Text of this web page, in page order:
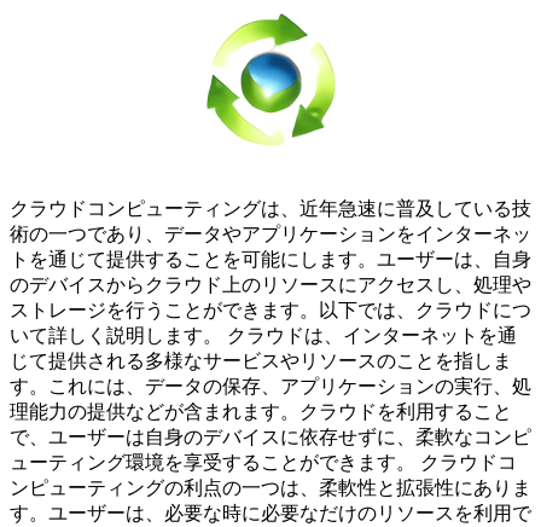
クラウドコンピューティングは、近年急速に普及している技
術の一つであり、データやアプリケーションをインターネッ
トを通じて提供することを可能にします。ユーザーは、自身
のデバイスからクラウド上のリソースにアクセスし、処理や
ストレージを行うことができます。以下では、クラウドにつ
いて詳しく説明します。 クラウドは、インターネットを通
じて提供される多様なサービスやリソースのことを指しま
す。これには、データの保存、アプリケーションの実行、処
理能力の提供などが含まれます。クラウドを利用すること
で、ユーザーは自身のデバイスに依存せずに、柔軟なコンピ
ューティング環境を享受することができます。 クラウドコ
ンピューティングの利点の一つは、柔軟性と拡張性にありま
す。ユーザーは、必要な時に必要なだけのリソースを利用で